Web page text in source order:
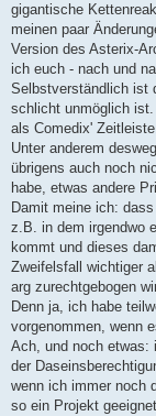
gigantische
meinen paar
Version des Asterix-
ich euch - nach und
Selbstverständlich ist
schlicht unmöglich
als Comedix'
Unter anderem
übrigens auch noch
habe, etwas andere
Damit meine ich:
z.B. in dem irgendwo
kommt und dieses
Zweifelsfall wichtiger
arg zurechtgebogen
Denn ja, ich habe
vorgenommen, wenn
Ach, und noch etwas:
der
wenn ich immer noch
so ein Projekt